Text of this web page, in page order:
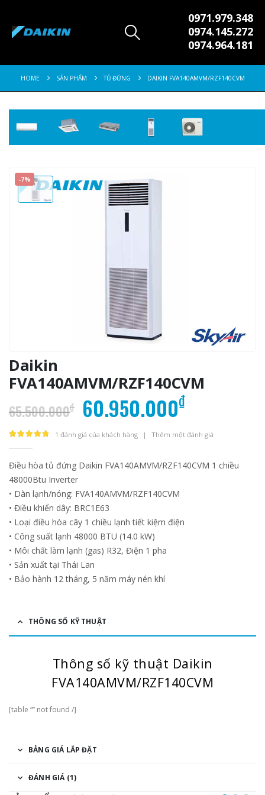
0971.979.348
0974.145.272
0974.964.181
HOME SẢN PHẨM TỦ ĐỨNG DAIKIN FVA140AMVM/RZF140CVM
-7%
Daikin
FVA140AMVM/RZF140CVM
65.500.000₫ Giá
gốc
là:
60.950.000₫
tại
1 đánh giá của khách hàng | Thêm một đánh giá
Điều hòa tủ đứng Daikin FVA140AMVM/RZF140CVM 1 chiều
48000Btu Inverter
• Dàn lạnh/nóng: FVA140AMVM/RZF140CVM
• Điều khiển dây: BRC1E63
• Loại điều hòa cây 1 chiều lạnh tiết kiệm điện
• Công suất lạnh 48000 BTU (14.0 kW)
• Môi chất làm lạnh (gas) R32, Điện 1 pha
• Sản xuất tại Thái Lan
• Bảo hành 12 tháng, 5 năm máy nén khí
THÔNG SỐ KỸ THUẬT
Thông số kỹ thuật Daikin
FVA140AMVM/RZF140CVM
[table “” not found /]
BẢNG GIÁ LẮP ĐẶT
ĐÁNH GIÁ (1)